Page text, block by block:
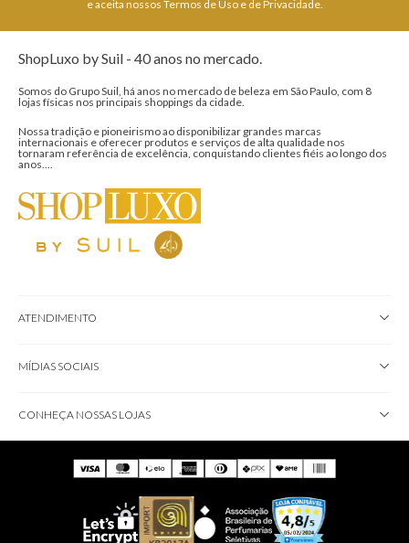
e aceita nossos Termos de Uso e de Privacidade.
ShopLuxo by Suil - 40 anos no mercado.
Somos do Grupo Suil, há anos no mercado de beleza em São Paulo, com 8
lojas físicas nos principais shoppings da cidade.
Nossa tradição e pioneirismo ao disponibilizar grandes marcas
internacionais e oferecer produtos e serviços de alta qualidade nos
tornaram referência de excelência, conquistando clientes fiéis ao longo dos
anos....
ATENDIMENTO
MÍDIAS SOCIAIS
CONHEÇA NOSSAS LOJAS